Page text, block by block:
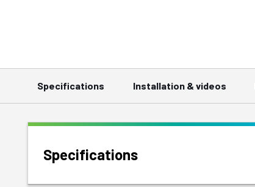
Specifications Installation & videos
Specifications